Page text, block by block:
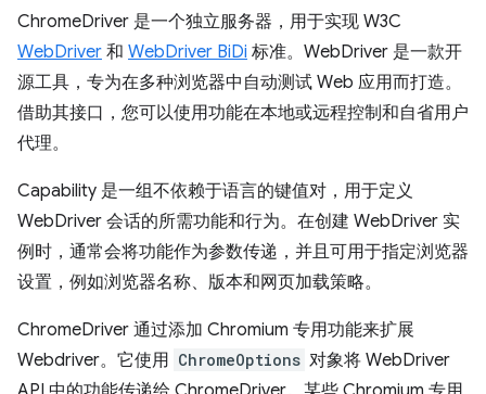
ChromeDriver 是一个独立服务器，用于实现 W3C
WebDriver 和 WebDriver BiDi 标准。WebDriver 是一款开
源工具，专为在多种浏览器中自动测试 Web 应用而打造。
借助其接口，您可以使用功能在本地或远程控制和自省用户
代理。
Capability 是一组不依赖于语言的键值对，用于定义
WebDriver 会话的所需功能和行为。在创建 WebDriver 实
例时，通常会将功能作为参数传递，并且可用于指定浏览器
设置，例如浏览器名称、版本和网页加载策略。
ChromeDriver 通过添加 Chromium 专用功能来扩展
Webdriver。它使用 ChromeOptions 对象将 WebDriver